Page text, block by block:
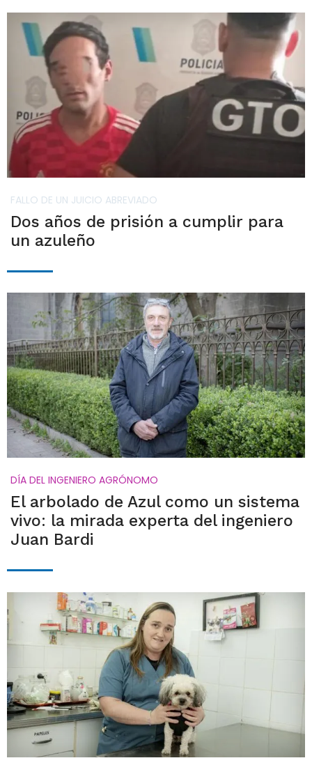
FALLO DE UN JUICIO ABREVIADO
Dos años de prisión a cumplir para
un azuleño
DÍA DEL INGENIERO AGRÓNOMO
El arbolado de Azul como un sistema
vivo: la mirada experta del ingeniero
Juan Bardi